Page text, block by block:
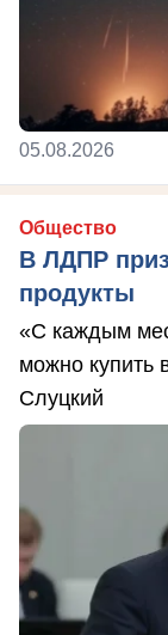
05.08.2026
Общество
В ЛДПР
продукты
«С каждым
можно купить
Слуцкий